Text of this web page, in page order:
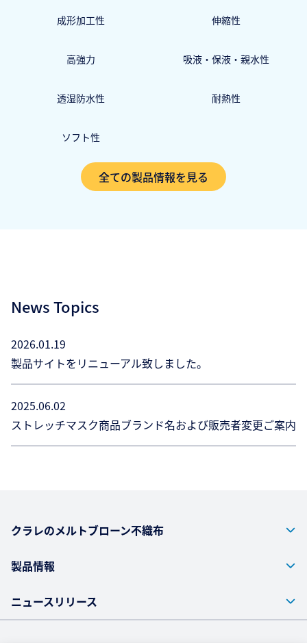
成形加工性 伸縮性
高強力 吸液・保液・親水性
透湿防水性 耐熱性
ソフト性
全ての製品情報を見る
News Topics
2026.01.19
製品サイトをリニューアル致しました。
2025.06.02
ストレッチマスク商品ブランド名および販売者変更ご案内
クラレのメルトブローン不織布
製品情報
ニュースリリース